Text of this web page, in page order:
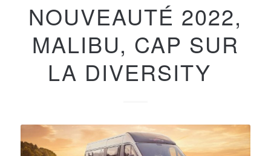
NOUVEAUTÉ 2022,
MALIBU, CAP SUR
LA DIVERSITY